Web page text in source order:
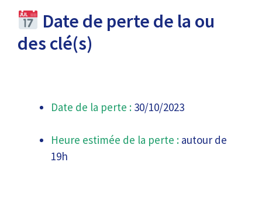
Date de perte de la ou
des clé(s)
Date de la perte : 30/10/2023
Heure estimée de la perte : autour de
19h